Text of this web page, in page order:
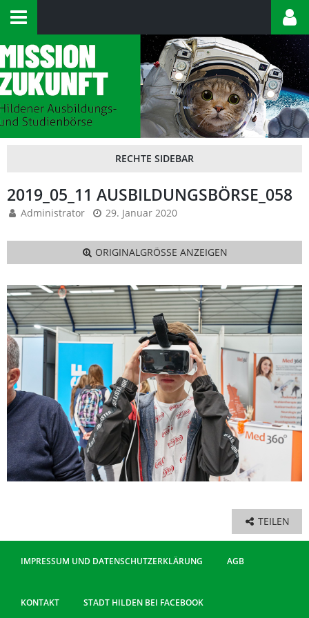
2019_05_11 AUSBILDUNGSBÖRSE_058
Administrator 29. Januar 2020
ORIGINALGRÖSSE ANZEIGEN
TEILEN
IMPRESSUM UND DATENSCHUTZERKLÄRUNG AGB
KONTAKT STADT HILDEN BEI FACEBOOK